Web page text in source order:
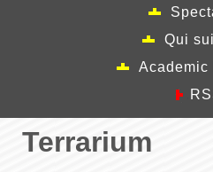
Qui
Academic
Terrarium